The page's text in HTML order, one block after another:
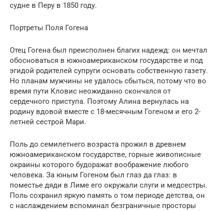
судне в Перу в 1850 году.
Портреты Поля Гогена
Отец Гогена был преисполнен благих надежд: он мечтал
обосноваться в южноамериканском государстве и под
эгидой родителей супруги основать собственную газету.
Но планам мужчины не удалось сбыться, потому что во
время пути Кловис неожиданно скончался от
сердечного приступа. Поэтому Алина вернулась на
родину вдовой вместе с 18-месячным Гогеном и его 2-
летней сестрой Мари.
Поль до семилетнего возраста прожил в древнем
южноамериканском государстве, горные живописные
окраины которого будоражат воображение любого
человека. За юным Гогеном был глаз да глаз: в
поместье дяди в Лиме его окружали слуги и медсестры.
Поль сохранил яркую память о том периоде детства, он
с наслаждением вспоминал безграничные просторы